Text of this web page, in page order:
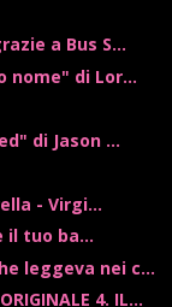
a Bus S...
nome" di Lor...
di Jason ...
- Virgi...
il tuo ba...
leggeva nei c...
4. IL...